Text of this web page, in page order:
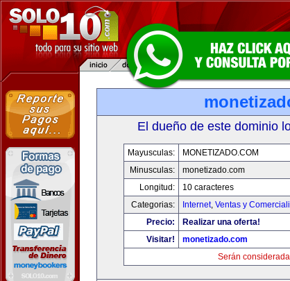
El dueño de este dominio
Mayusculas:
MONETIZADO.COM
Minusculas:
monetizado.com
Longitud:
10 caracteres
Categorias:
Internet, Ventas y
Precio:
Realizar una oferta!
Visitar!
monetizado.com
Serán